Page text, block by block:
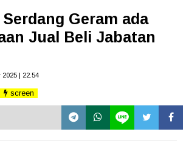
Geram ada
Jual Beli Jabatan
| 22.54
screen